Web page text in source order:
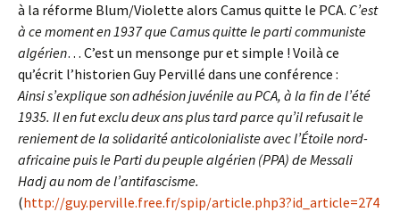
à la réforme Blum/Violette alors Camus quitte le PCA. C’est
à ce moment en 1937 que Camus quitte le parti communiste
algérien… C’est un mensonge pur et simple ! Voilà ce
qu’écrit l’historien Guy Pervillé dans une conférence :
Ainsi s’explique son adhésion juvénile au PCA, à la fin de l’été
1935. Il en fut exclu deux ans plus tard parce qu’il refusait le
reniement de la solidarité anticolonialiste avec l’Étoile nord-
africaine puis le Parti du peuple algérien (PPA) de Messali
Hadj au nom de l’antifascisme.
(http://guy.perville.free.fr/spip/article.php3?id_article=274